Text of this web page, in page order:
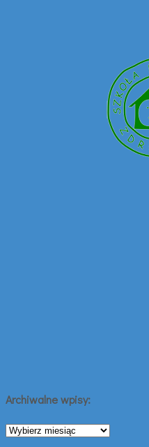
Archiwalne wpisy:
Archiwalne